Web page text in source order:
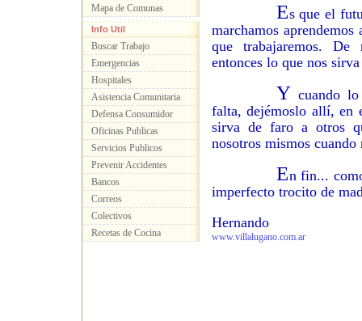
Mapa de Comunas
Info Util
Buscar Trabajo
Emergencias
Hospitales
Asistencia Comunitaria
Defensa Consumidor
Oficinas Publicas
Servicios Publicos
Prevenir Accidentes
Bancos
Correos
Colectivos
Recetas de Cocina
Es que el
marchamos
que trabajaremos. De
entonces lo que nos
Y cuando
falta, dejémoslo allí, en
sirva de faro a otros
nosotros mismos
En fin...
imperfecto trocito de
Hernando
www.villalugano.com.ar